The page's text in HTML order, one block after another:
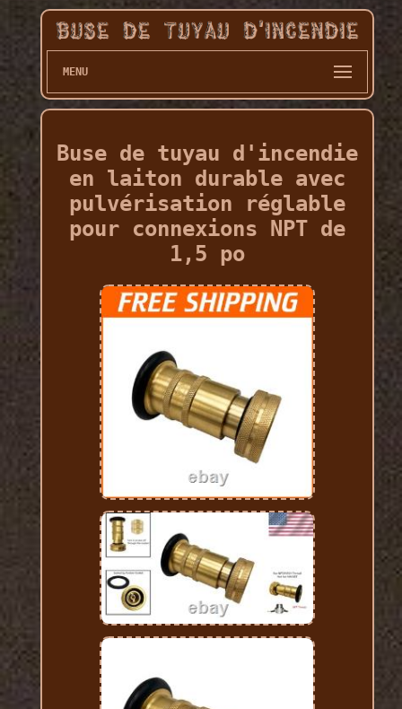
MENU
Buse de tuyau d'incendie
en laiton durable avec
pulvérisation réglable
pour connexions NPT de
1,5 po